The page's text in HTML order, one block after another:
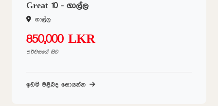
Great 10 - ගාල්ල
ගාල්ල
850,000 LKR
පර්චසයේ සිට
ඉඩම් පිළිබද සොයන්න